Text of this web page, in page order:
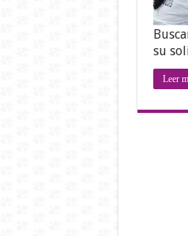
su
Leer